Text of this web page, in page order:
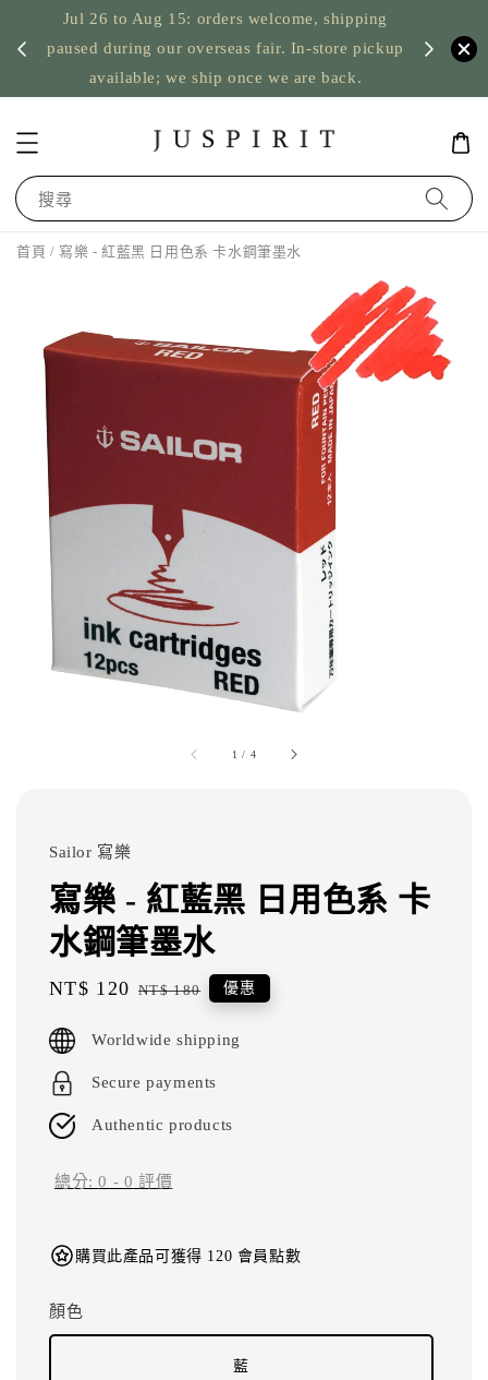
Jul 26 to Aug 15: orders welcome, shipping
paused during our overseas fair. In-store pickup
available; we ship once we are back.
US
搜尋
首頁 / 寫樂 - 紅藍黑 日用色系 卡水鋼筆墨水
1 / 4
Sailor 寫樂
寫樂 - 紅藍黑 日用色系 卡
水鋼筆墨水
Sale
NT$ 120 Regular
NT$ 180 優惠
Worldwide shipping
Secure payments
Authentic products
總分:0 - 0 評價
購買此產品可獲得 120 會員點數
顏色
藍